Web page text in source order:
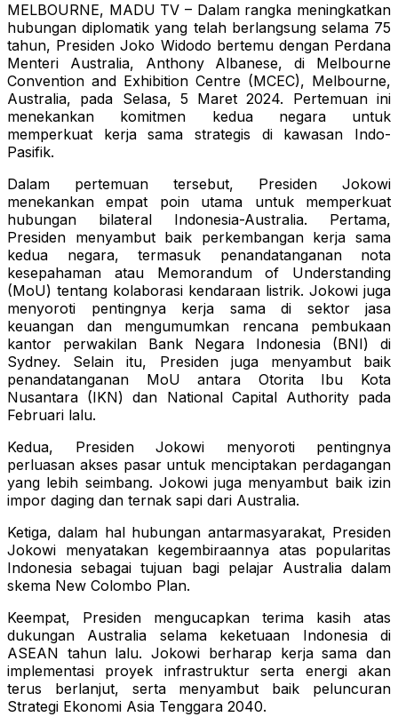
MELBOURNE, MADU TV – Dalam rangka meningkatkan
hubungan diplomatik yang telah berlangsung selama 75
tahun, Presiden Joko Widodo bertemu dengan Perdana
Menteri Australia, Anthony Albanese, di Melbourne
Convention and Exhibition Centre (MCEC), Melbourne,
Australia, pada Selasa, 5 Maret 2024. Pertemuan ini
menekankan komitmen kedua negara untuk
memperkuat kerja sama strategis di kawasan Indo-
Pasifik.
Dalam pertemuan tersebut, Presiden Jokowi
menekankan empat poin utama untuk memperkuat
hubungan bilateral Indonesia-Australia. Pertama,
Presiden menyambut baik perkembangan kerja sama
kedua negara, termasuk penandatanganan nota
kesepahaman atau Memorandum of Understanding
(MoU) tentang kolaborasi kendaraan listrik. Jokowi juga
menyoroti pentingnya kerja sama di sektor jasa
keuangan dan mengumumkan rencana pembukaan
kantor perwakilan Bank Negara Indonesia (BNI) di
Sydney. Selain itu, Presiden juga menyambut baik
penandatanganan MoU antara Otorita Ibu Kota
Nusantara (IKN) dan National Capital Authority pada
Februari lalu.
Kedua, Presiden Jokowi menyoroti pentingnya
perluasan akses pasar untuk menciptakan perdagangan
yang lebih seimbang. Jokowi juga menyambut baik izin
impor daging dan ternak sapi dari Australia.
Ketiga, dalam hal hubungan antarmasyarakat, Presiden
Jokowi menyatakan kegembiraannya atas popularitas
Indonesia sebagai tujuan bagi pelajar Australia dalam
skema New Colombo Plan.
Keempat, Presiden mengucapkan terima kasih atas
dukungan Australia selama keketuaan Indonesia di
ASEAN tahun lalu. Jokowi berharap kerja sama dan
implementasi proyek infrastruktur serta energi akan
terus berlanjut, serta menyambut baik peluncuran
Strategi Ekonomi Asia Tenggara 2040.